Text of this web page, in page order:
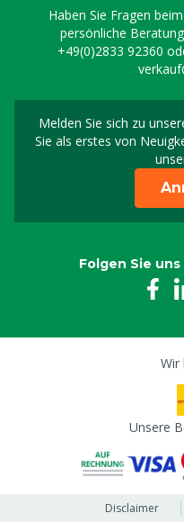
Haben Sie Fragen
persönliche
+49(0)2833 92360
Melden Sie sich zu
Sie als erstes von
Folgen Sie
Wir
Unsere
Disclaimer